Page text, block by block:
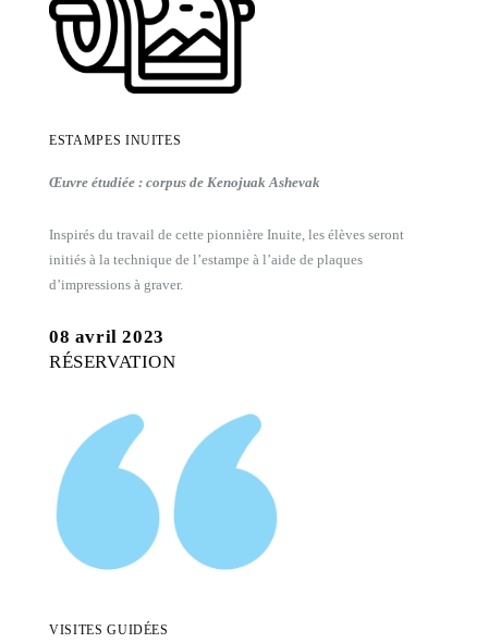
ESTAMPES INUITES
Œuvre étudiée : corpus de Kenojuak Ashevak
Inspirés du travail de cette pionnière Inuite, les élèves seront
initiés à la technique de l’estampe à l’aide de plaques
d’impressions à graver.
08 avril 2023
RÉSERVATION
VISITES GUIDÉES